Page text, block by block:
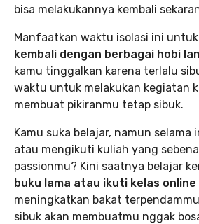
bisa melakukannya kembali
Manfaatkan waktu isolasi ini untuk
kembali dengan berbagai hobi
kamu tinggalkan karena terlalu
waktu untuk melakukan kegiatan
membuat pikiranmu tetap sibuk.
Kamu suka belajar, namun selama
atau mengikuti kuliah yang
passionmu? Kini saatnya belajar
buku lama atau ikuti kelas online
meningkatkan bakat
sibuk akan membuatmu nggak